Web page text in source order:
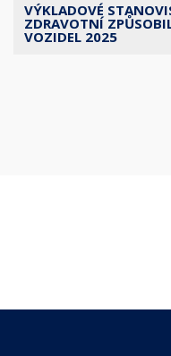
VÝKLADOVÉ
ZDRAVOTNÍ
VOZIDEL 2025